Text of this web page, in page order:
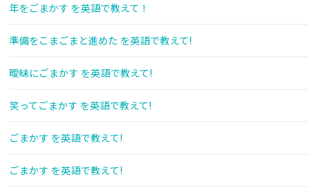
年をごまかす を英語で教えて！
準備をこまごまと進めた を英語で教えて!
曖昧にごまかす を英語で教えて!
笑ってごまかす を英語で教えて!
ごまかす を英語で教えて!
ごまかす を英語で教えて!